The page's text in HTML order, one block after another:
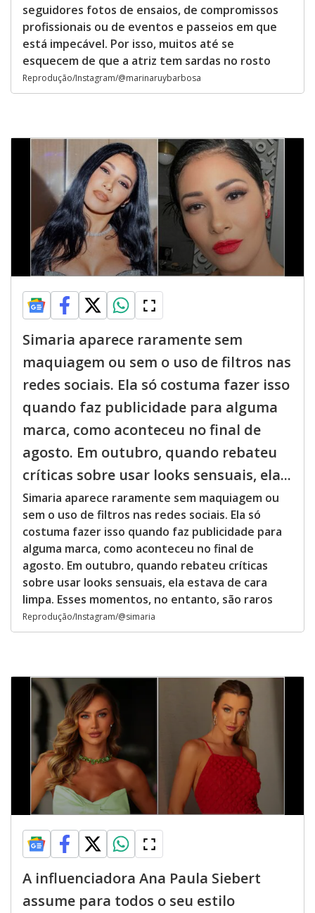
seguidores fotos de ensaios, de compromissos
profissionais ou de eventos e passeios em que
está impecável. Por isso, muitos até se
esquecem de que a atriz tem sardas no rosto
Reprodução/Instagram/@marinaruybarbosa
Simaria aparece raramente sem
maquiagem ou sem o uso de filtros nas
redes sociais. Ela só costuma fazer isso
quando faz publicidade para alguma
marca, como aconteceu no final de
agosto. Em outubro, quando rebateu
críticas sobre usar looks sensuais, ela...
Simaria aparece raramente sem maquiagem ou
sem o uso de filtros nas redes sociais. Ela só
costuma fazer isso quando faz publicidade para
alguma marca, como aconteceu no final de
agosto. Em outubro, quando rebateu críticas
sobre usar looks sensuais, ela estava de cara
limpa. Esses momentos, no entanto, são raros
Reprodução/Instagram/@simaria
A influenciadora Ana Paula Siebert
assume para todos o seu estilo